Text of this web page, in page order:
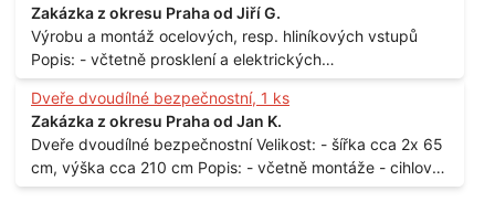
Zakázka z okresu Praha od Jiří G.
Výrobu a montáž ocelových, resp. hliníkových vstupů
Popis: - včtetně prosklení a elektrických
samozamýkacích zámků pro panelový dům - jedná se o
vchodové dveře umístěné v zarámovaném a proskleném
portálu - předmětem dodávky bude i demontáž
stávajících a už nevyhovujících prosklených,
umělohmotných vstupů Množství: - 8 ks Lokalita: - 7, 9,
Dveře dvoudílné bezpečnostní, 1 ks
Zakázka z okresu Praha od Jan K.
Dveře dvoudílné bezpečnostní Velikost: - šířka cca 2x 65
cm, výška cca 210 cm Popis: - včetně montáže - cihlový
dům, 2. patro - vchod z chodby - rozměry bez zárubní